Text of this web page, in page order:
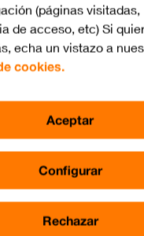
(páginas visitadas,
de acceso, etc) Si
echa un vistazo a
cookies.
Configurar
Rechazar
Aceptar